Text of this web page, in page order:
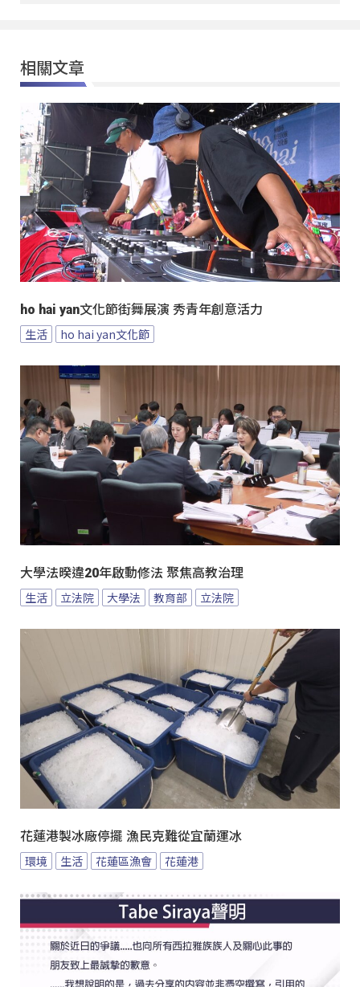
相關文章
ho hai yan文化節街舞展演 秀青年創意活力
生活 ho hai yan文化節
大學法暌違20年啟動修法 聚焦高教治理
生活 立法院 大學法 教育部 立法院
花蓮港製冰廠停擺 漁民克難從宜蘭運冰
環境 生活 花蓮區漁會 花蓮港